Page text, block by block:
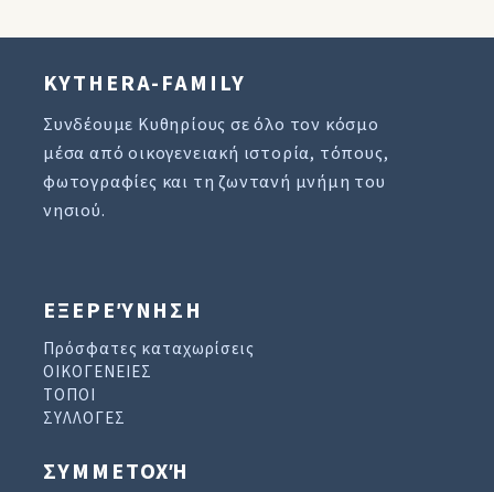
KYTHERA-FAMILY
Συνδέουμε Κυθηρίους σε όλο τον κόσμο
μέσα από οικογενειακή ιστορία, τόπους,
φωτογραφίες και τη ζωντανή μνήμη του
νησιού.
ΕΞΕΡΕΎΝΗΣΗ
Πρόσφατες καταχωρίσεις
ΟΙΚΟΓΕΝΕΙΕΣ
ΤΟΠΟΙ
ΣΥΛΛΟΓΕΣ
ΣΥΜΜΕΤΟΧΉ